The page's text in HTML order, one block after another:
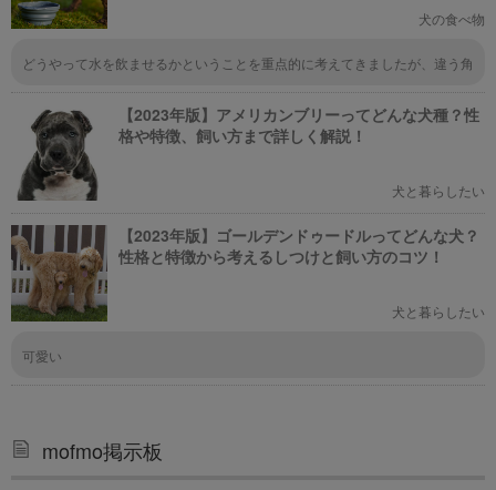
犬の食べ物
どうやって水を飲ませるかということを重点的に考えてきましたが、違う角
取をさせるやり方、これは盲点だったので、オォって感じで目からうろこが
落ちました。
【2023年版】アメリカンブリーってどんな犬種？性
格や特徴、飼い方まで詳しく解説！
犬と暮らしたい
【2023年版】ゴールデンドゥードルってどんな犬？
性格と特徴から考えるしつけと飼い方のコツ！
犬と暮らしたい
可愛い
mofmo掲示板